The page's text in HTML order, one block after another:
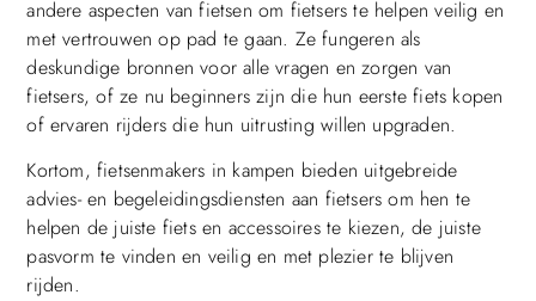
andere aspecten van fietsen om fietsers te helpen veilig en
met vertrouwen op pad te gaan. Ze fungeren als
deskundige bronnen voor alle vragen en zorgen van
fietsers, of ze nu beginners zijn die hun eerste fiets kopen
of ervaren rijders die hun uitrusting willen upgraden.
Kortom, fietsenmakers in kampen bieden uitgebreide
advies- en begeleidingsdiensten aan fietsers om hen te
helpen de juiste fiets en accessoires te kiezen, de juiste
pasvorm te vinden en veilig en met plezier te blijven
rijden.